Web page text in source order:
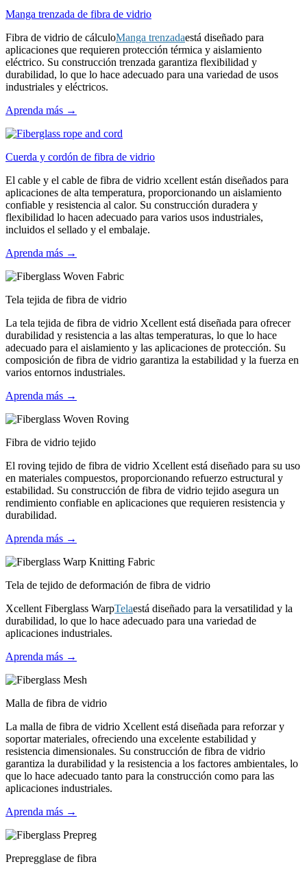
Manga trenzada de fibra de vidrio
Fibra de vidrio de cálculoManga trenzadaestá diseñado para
aplicaciones que requieren protección térmica y aislamiento
eléctrico. Su construcción trenzada garantiza flexibilidad y
durabilidad, lo que lo hace adecuado para una variedad de usos
industriales y eléctricos.
Aprenda más →
Cuerda y cordón de fibra de vidrio
El cable y el cable de fibra de vidrio xcellent están diseñados para
aplicaciones de alta temperatura, proporcionando un aislamiento
confiable y resistencia al calor. Su construcción duradera y
flexibilidad lo hacen adecuado para varios usos industriales,
incluidos el sellado y el embalaje.
Aprenda más →
Tela tejida de fibra de vidrio
La tela tejida de fibra de vidrio Xcellent está diseñada para ofrecer
durabilidad y resistencia a las altas temperaturas, lo que lo hace
adecuado para el aislamiento y las aplicaciones de protección. Su
composición de fibra de vidrio garantiza la estabilidad y la fuerza en
varios entornos industriales.
Aprenda más →
Fibra de vidrio tejido
El roving tejido de fibra de vidrio Xcellent está diseñado para su uso
en materiales compuestos, proporcionando refuerzo estructural y
estabilidad. Su construcción de fibra de vidrio tejido asegura un
rendimiento confiable en aplicaciones que requieren resistencia y
durabilidad.
Aprenda más →
Tela de tejido de deformación de fibra de vidrio
Xcellent Fiberglass WarpTelaestá diseñado para la versatilidad y la
durabilidad, lo que lo hace adecuado para una variedad de
aplicaciones industriales.
Aprenda más →
Malla de fibra de vidrio
La malla de fibra de vidrio Xcellent está diseñada para reforzar y
soportar materiales, ofreciendo una excelente estabilidad y
resistencia dimensionales. Su construcción de fibra de vidrio
garantiza la durabilidad y la resistencia a los factores ambientales, lo
que lo hace adecuado tanto para la construcción como para las
aplicaciones industriales.
Aprenda más →
Prepregglase de fibra